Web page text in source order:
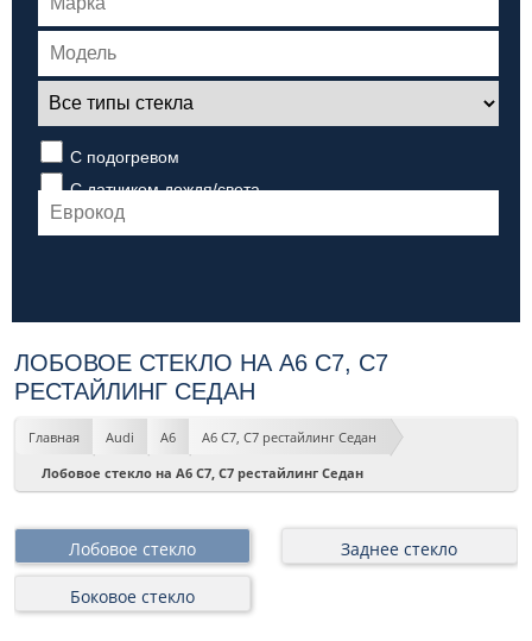
С подогревом
С датчиком дождя/света
ЛОБОВОЕ СТЕКЛО НА A6 C7, C7
РЕСТАЙЛИНГ СЕДАН
Главная Audi A6 A6 C7, C7 рестайлинг Седан
Лобовое стекло на A6 C7, C7 рестайлинг Седан
Лобовое стекло Заднее стекло
Боковое стекло